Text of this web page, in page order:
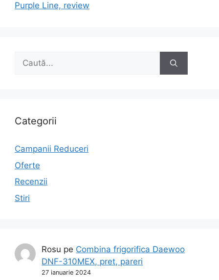
Purple Line, review
Caută
Categorii
Campanii Reduceri
Oferte
Recenzii
Stiri
Rosu pe Combina frigorifica Daewoo
DNF-310MEX, pret, pareri
27 ianuarie 2024